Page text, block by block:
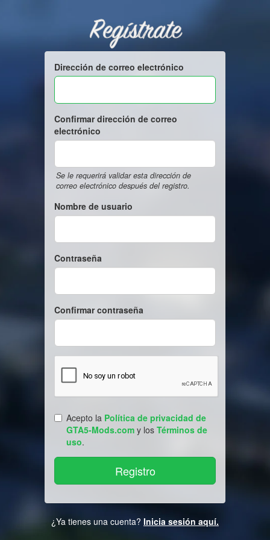
Regístrate
Dirección de correo electrónico
Confirmar dirección de correo
electrónico
Se le requerirá validar esta dirección de
correo electrónico después del registro.
Nombre de usuario
Contraseña
Confirmar contraseña
Acepto la Política de privacidad de
GTA5-Mods.com y los Términos de
uso.
¿Ya tienes una cuenta? Inicia sesión aquí.